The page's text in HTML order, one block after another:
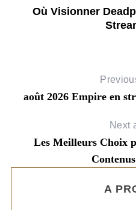
Où Visionner
août 2026 Empire en
Next
Les Meilleurs Choix
A